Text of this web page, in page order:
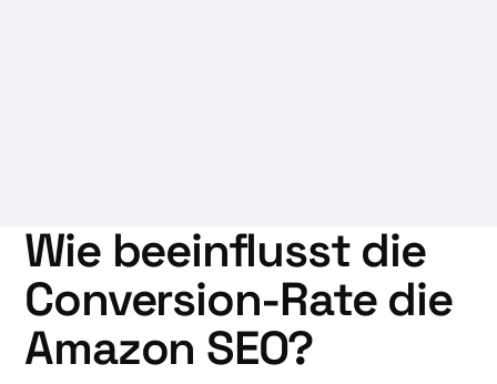
Wie beeinflusst die
Conversion-Rate die
Amazon SEO?